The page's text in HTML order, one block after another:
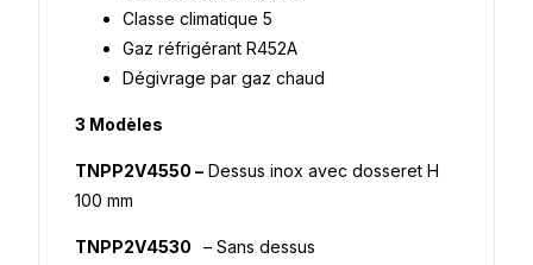
Classe climatique 5
Gaz réfrigérant R452A
Dégivrage par gaz chaud
3 Modèles
TNPP2V4550 – Dessus inox avec dosseret H
100 mm
TNPP2V4530 – Sans dessus